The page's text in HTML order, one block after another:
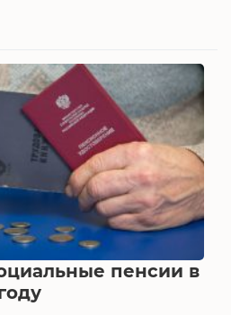
пенсии в